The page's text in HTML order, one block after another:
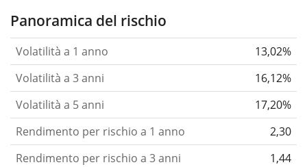
Panoramica del rischio
Volatilità a 1 anno
13,02%
Volatilità a 3 anni
16,12%
Volatilità a 5 anni
17,20%
Rendimento per rischio a 1 anno
2,30
Rendimento per rischio a 3 anni
1,44